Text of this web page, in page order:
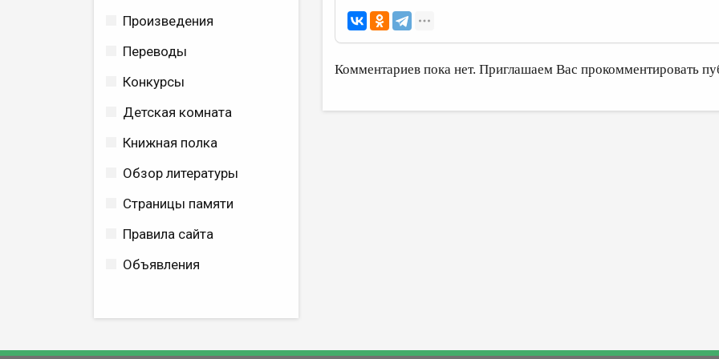
Произведения
Переводы
Конкурсы
Детская комната
Книжная полка
Обзор литературы
Страницы памяти
Правила сайта
Объявления
Комментариев пока нет. Приглашаем Вас прокомментировать